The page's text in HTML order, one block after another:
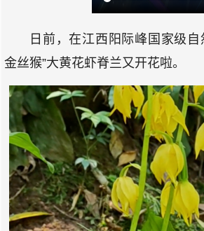
日前，在江西阳际峰国家级
金丝猴”大黄花虾脊兰又开花啦。